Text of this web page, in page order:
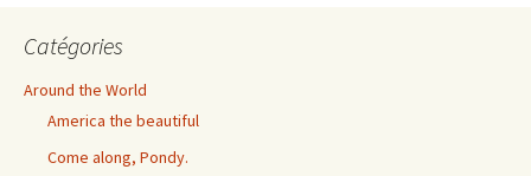
Catégories
Around the World
America the beautiful
Come along, Pondy.